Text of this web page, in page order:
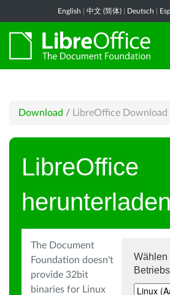
English 中文 (简体) Deutsch
Download / LibreOffice Download
LibreOffice
herunterladen
Wählen
The Document
Foundation doesn't
provide 32bit
binaries for Linux